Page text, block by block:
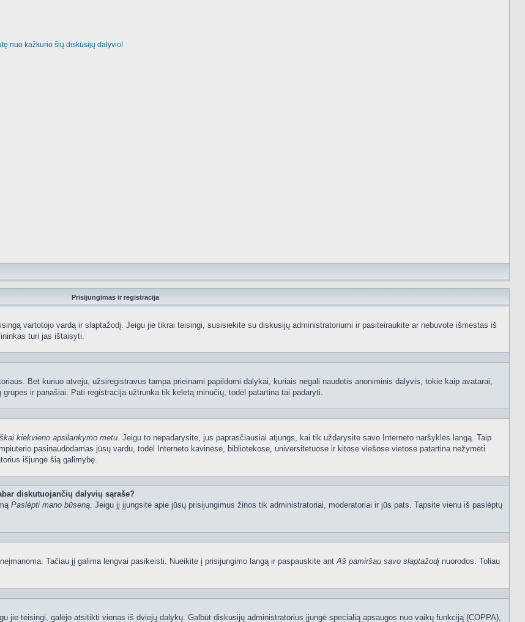
nuo kažkurio šių diskusijų dalyvio!
Prisijungimas ir registracija
vartotojo vardą ir slaptažodį. Jeigu jie tikrai teisingi, susisiekite su diskusijų administratoriumi ir pasiteiraukite ar nebuvote išmestas iš
turi jas ištaisyti.
Bet kuriuo atveju, užsiregistravus tampa prieinami papildomi dalykai, kuriais negali naudotis anoniminis dalyvis, tokie kaip avatarai,
ir panašiai. Pati registracija užtrunka tik keletą minučių, todėl patartina tai padaryti.
kiekvieno apsilankymo metu. Jeigu to nepadarysite, jus paprasčiausiai atjungs, kai tik uždarysite savo Interneto naršyklės langą. Taip
pasinaudodamas jūsų vardu, todėl Interneto kavinėse, bibliotekose, universitetuose ir kitose viešose vietose patartina nežymėti
išjungė šią galimybę.
diskutuojančių dalyvių sąraše?
Paslėpti mano būseną. Jeigu jį įjungsite apie jūsų prisijungimus žinos tik administratoriai, moderatoriai ir jūs pats. Tapsite vienu iš paslėptų
Tačiau jį galima lengvai pasikeisti. Nueikite į prisijungimo langą ir paspauskite antAš pamiršau savo slaptažodį nuorodos. Toliau
jie teisingi, galėjo atsitikti vienas iš dviejų dalykų. Galbūt diskusijų administratorius įjungė specialią apsaugos nuo vaikų funkciją (COPPA),